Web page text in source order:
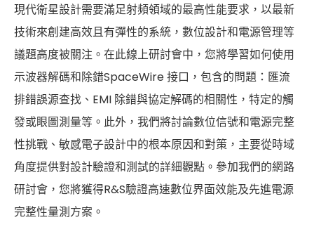
現代衛星設計需要滿足射頻領域的最高性能要求，以最新
技術來創建高效且有彈性的系統，數位設計和電源管理等
議題高度被關注。在此線上研討會中，您將學習如何使用
示波器解碼和除錯SpaceWire 接口，包含的問題：匯流
排錯誤源查找、EMI 除錯與協定解碼的相關性，特定的觸
發或眼圖測量等。此外，我們將討論數位信號和電源完整
性挑戰、敏感電子設計中的根本原因和對策，主要從時域
角度提供對設計驗證和測試的詳細觀點。參加我們的網路
研討會，您將獲得R&S驗證高速數位界面效能及先進電源
完整性量測方案。